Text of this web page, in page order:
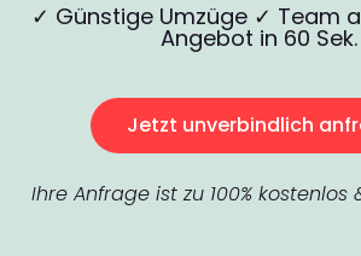
✓ Günstige Umzüge ✓ Team
Angebot in 60
Jetzt unverbindlich
Ihre Anfrage ist zu 100%